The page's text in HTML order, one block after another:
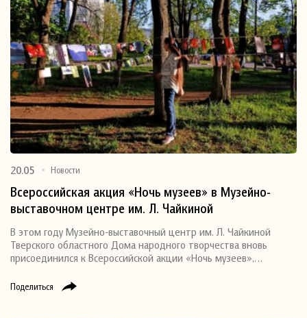
Поделиться
20.05 Новости
Всероссийская акция «Ночь музеев» в Музейно-
выставочном центре им. Л. Чайкиной
В этом году Музейно-выставочный центр им. Л. Чайкиной
Тверского областного Дома народного творчества вновь
присоединился к Всероссийской акции «Ночь музеев»,…